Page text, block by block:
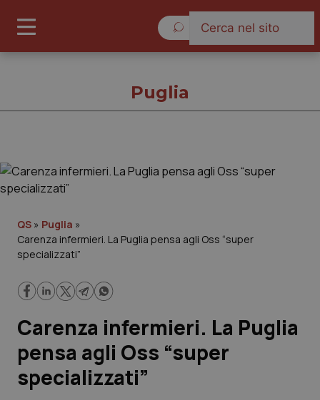
Governo e Parlamento
Regioni e Asl
Lavoro e Professioni
Scienza e Farmaci
Studi e Analisi
Puglia
QS » Puglia »
Carenza infermieri. La Puglia pensa agli Oss “super
specializzati”
Carenza infermieri. La Puglia
pensa agli Oss “super
specializzati”